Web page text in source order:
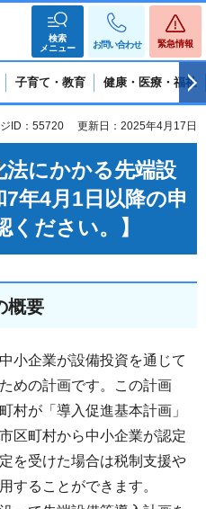
検索
メニュー
お問い合わせ 緊急情報
子育て・教育 健康・医療・福祉
ID：55720 更新日：2025年4月17日
法にかかる先端設
年4月1日以降の申
ださい。】
概要
小企業が設備投資を通じて
めの計画です。この計画
村が「導入促進基本計画」
区町村から中小企業が認定
を受けた場合は税制支援や
することができます。